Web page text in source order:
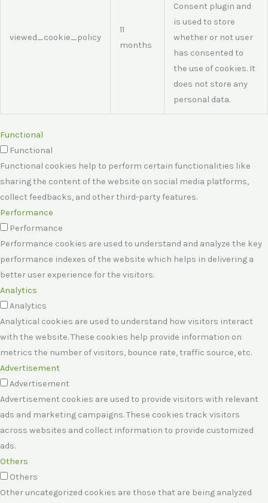
viewed_cookie_policy
11
months
Consent plugin and
is used to store
whether or not user
has consented to
the use of cookies. It
does not store any
personal data.
Functional
Functional
Functional cookies help to perform certain functionalities like
sharing the content of the website on social media platforms,
collect feedbacks, and other third-party features.
Performance
Performance
Performance cookies are used to understand and analyze the key
performance indexes of the website which helps in delivering a
better user experience for the visitors.
Analytics
Analytics
Analytical cookies are used to understand how visitors interact
with the website. These cookies help provide information on
metrics the number of visitors, bounce rate, traffic source, etc.
Advertisement
Advertisement
Advertisement cookies are used to provide visitors with relevant
ads and marketing campaigns. These cookies track visitors
across websites and collect information to provide customized
ads.
Others
Others
Other uncategorized cookies are those that are being analyzed